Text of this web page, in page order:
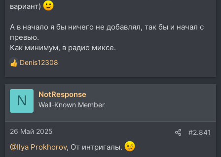
вариант)
А в начало я бы ничего не добавлял, так бы и начал с
превью.
Как минимум, в радио миксе.
Р
е
а
и
и
:
Denis12308
N NotResponse
Well-Known Member
26 Май 2025 #2.841
@Ilya Prokhorov, От интригалы.